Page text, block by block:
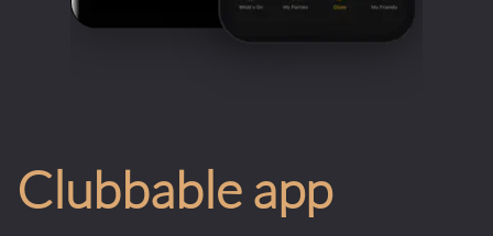
Clubbable app